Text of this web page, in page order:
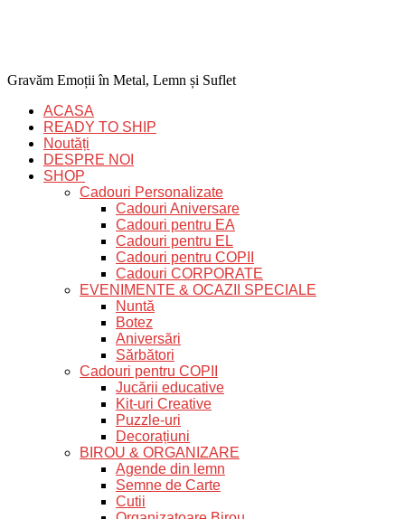
Gravăm Emoții în Metal, Lemn și Suflet
ACASA
READY TO SHIP
Noutăți
DESPRE NOI
SHOP
Cadouri Personalizate
Cadouri Aniversare
Cadouri pentru EA
Cadouri pentru EL
Cadouri pentru COPII
Cadouri CORPORATE
EVENIMENTE & OCAZII SPECIALE
Nuntă
Botez
Aniversări
Sărbători
Cadouri pentru COPII
Jucării educative
Kit-uri Creative
Puzzle-uri
Decorațiuni
BIROU & ORGANIZARE
Agende din lemn
Semne de Carte
Cutii